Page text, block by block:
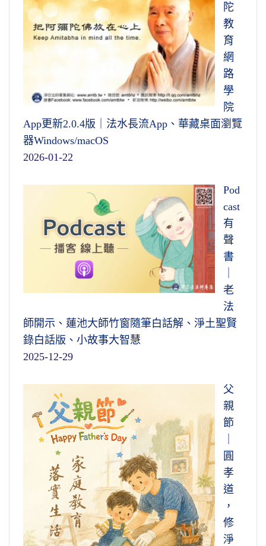
陀
教
育
網
路
學
院
App更新2.0.4版｜法水長流App、華藏桌面瀏覽
器Windows/macOS
2026-01-22
Pod
cast
有
聲
書
老
法
師開示、蓮池大師竹窗隨筆白話解、淨土聖賢
錄白話版、小故事大智慧
2025-12-29
父
親
節
圓
孝
道
，
修
淨